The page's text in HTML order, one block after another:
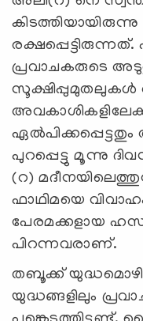
പ്രവാചകരുടെ
സൂക്ഷിപ്പുമുതലുകള്‍
പുറപ്പെട്ടു മൂന്നു
(റ)
ഫാഥിമയെ
പേരമക്കളായ
പിറന്നവരാണ്.
തബൂക്ക്
യുദ്ധങ്ങളിലും